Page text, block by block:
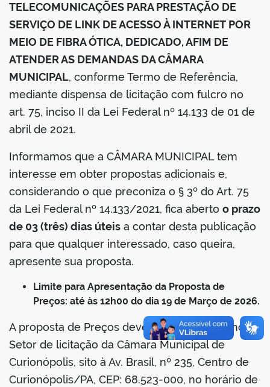
TELECOMUNICAÇÕES PARA PRESTAÇÃO DE
SERVIÇO DE LINK DE ACESSO À INTERNET POR
MEIO DE FIBRA ÓTICA, DEDICADO, AFIM DE
ATENDER AS DEMANDAS DA CÂMARA
MUNICIPAL, conforme Termo de Referência,
mediante dispensa de licitação com fulcro no
art. 75, inciso II da Lei Federal nº 14.133 de 01 de
abril de 2021.
Informamos que a CÂMARA MUNICIPAL tem
interesse em obter propostas adicionais e,
considerando o que preconiza o § 3º do Art. 75
da Lei Federal nº 14.133/2021, fica aberto o prazo
de 03 (três) dias úteis a contar desta publicação
para que qualquer interessado, caso queira,
apresente sua proposta.
Limite para Apresentação da Proposta de
Preços: até às 12h00 do dia 19 de Março de 2026.
A proposta de Preços deverá ser entregue no
Setor de licitação da Câmara Municipal de
Curionópolis, sito à Av. Brasil, nº 235, Centro de
Curionópolis/PA, CEP: 68.523-000, no horário de